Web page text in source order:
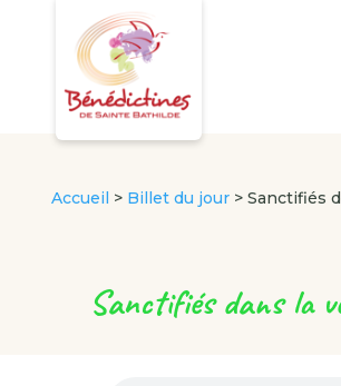
Accueil > Billet du jour >Sanctifiés
Sanctifiés dans la